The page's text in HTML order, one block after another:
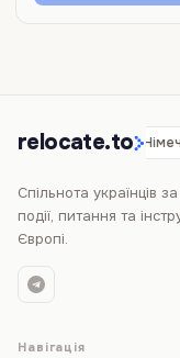
relocate.to
Іспанія
Спільнота українців
події, питання та
Європі.
Навігація